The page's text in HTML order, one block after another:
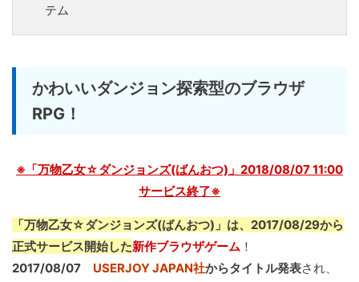
テム
かわいいダンジョン探索型のブラウザ
RPG！
※「万物乙女☆ダンジョンズ(ばんおつ)」2018/08/07 11:00
サービス終了※
「万物乙女☆ダンジョンズ(ばんおつ)」は、2017/08/29から
正式サービス開始した新作ブラウザゲーム ！
2017/08/07 USERJOY JAPAN社からタイトル発表され、